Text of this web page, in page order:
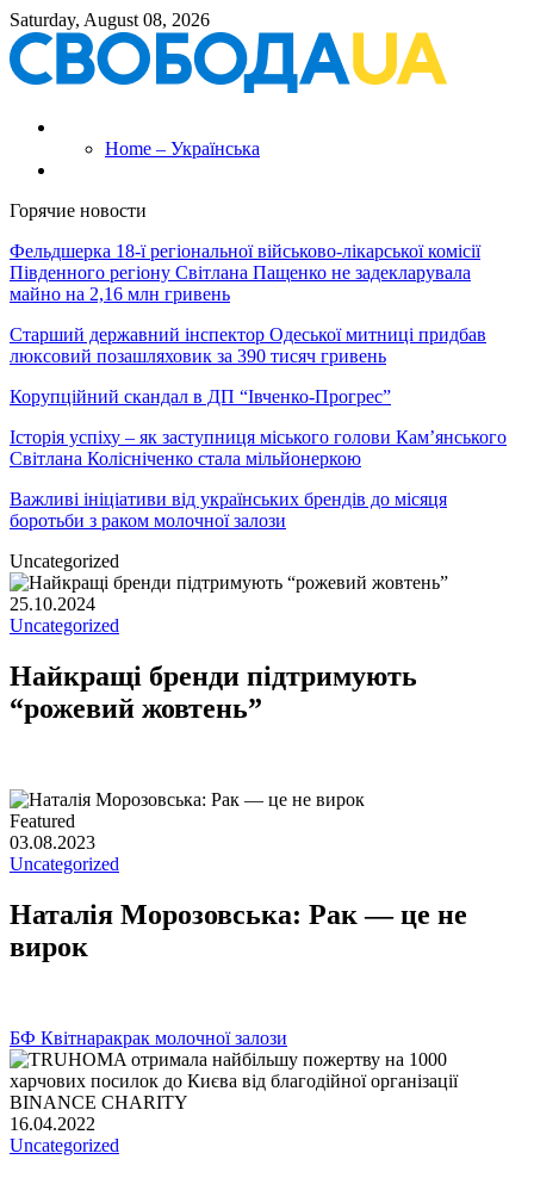
Saturday, August 08, 2026
Home – Українська
Горячие новости
Фельдшерка 18-ї регіональної військово-лікарської комісії
Південного регіону Світлана Пащенко не задекларувала
майно на 2,16 млн гривень
Старший державний інспектор Одеської митниці придбав
люксовий позашляховик за 390 тисяч гривень
Корупційний скандал в ДП “Івченко-Прогрес”
Історія успіху – як заступниця міського голови Кам’янського
Світлана Колісніченко стала мільйонеркою
Важливі ініціативи від українських брендів до місяця
боротьби з раком молочної залози
Uncategorized
25.10.2024
Uncategorized
Найкращі бренди підтримують
“рожевий жовтень”
Featured
03.08.2023
Uncategorized
Наталія Морозовська: Рак — це не
вирок
БФ Квітнаракрак молочної залози
16.04.2022
Uncategorized